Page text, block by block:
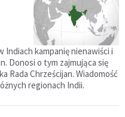
kampanię nienawiści i
Donosi o tym zajmująca się
Rada Chrześcijan. Wiadomość
regionach Indii.